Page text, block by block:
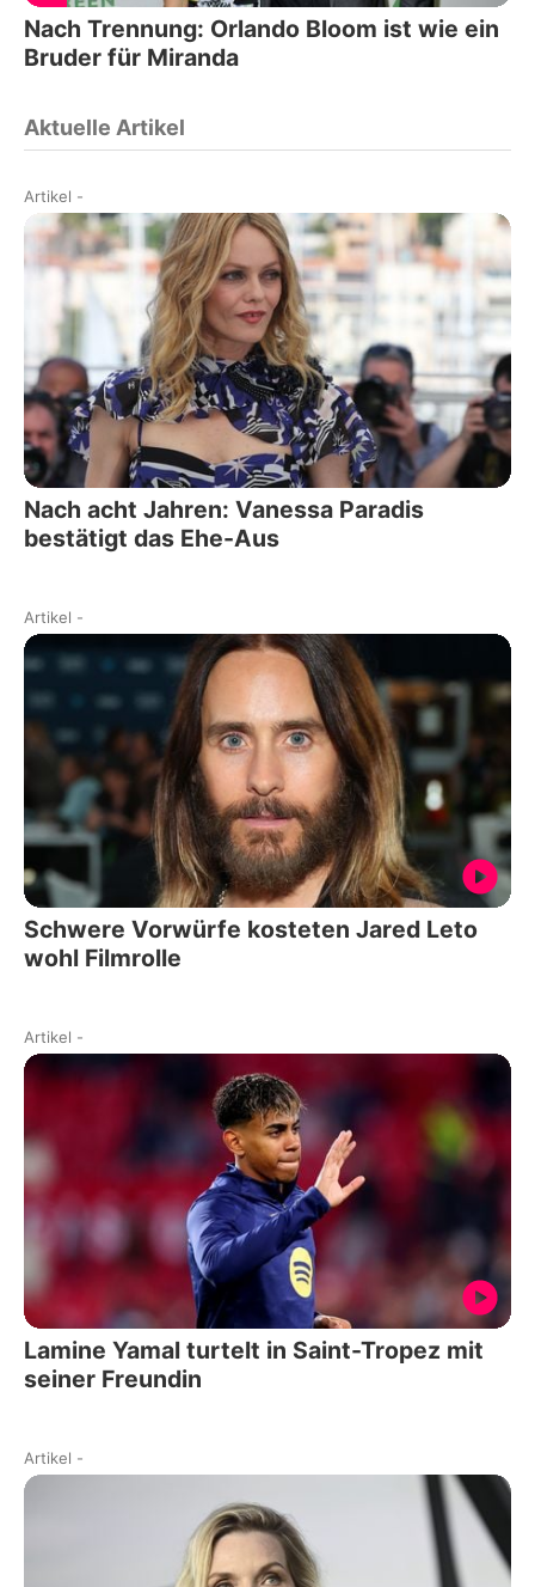
Nach Trennung: Orlando Bloom ist wie ein
Bruder für Miranda
Aktuelle Artikel
Artikel -
Nach acht Jahren: Vanessa Paradis
bestätigt das Ehe-Aus
Artikel -
Schwere Vorwürfe kosteten Jared Leto
wohl Filmrolle
Artikel -
Lamine Yamal turtelt in Saint-Tropez mit
seiner Freundin
Artikel -